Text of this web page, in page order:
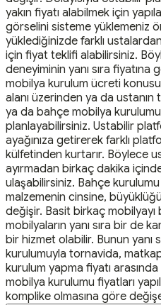
yakın fiyatı alabilmek için
görselini sisteme yüklemeniz
yüklediğinizde farklı
için fiyat teklifi alabilirsiniz.
deneyiminin yanı sıra
mobilya kurulum ücreti
alanı üzerinden ya da
ya da bahçe mobilya
planlayabilirsiniz. Ustabilir
ayağınıza getirerek farklı
külfetinden kurtarır. Böylece
ayırmadan birkaç dakika
ulaşabilirsiniz. Bahçe
malzemenin cinsine,
değişir. Basit birkaç
mobilyaların yanı sıra bir de
bir hizmet olabilir. Bunun yanı
kurulumuyla tornavida,
kurulum yapma fiyatı
mobilya kurulumu fiyatları
komplike olmasına göre